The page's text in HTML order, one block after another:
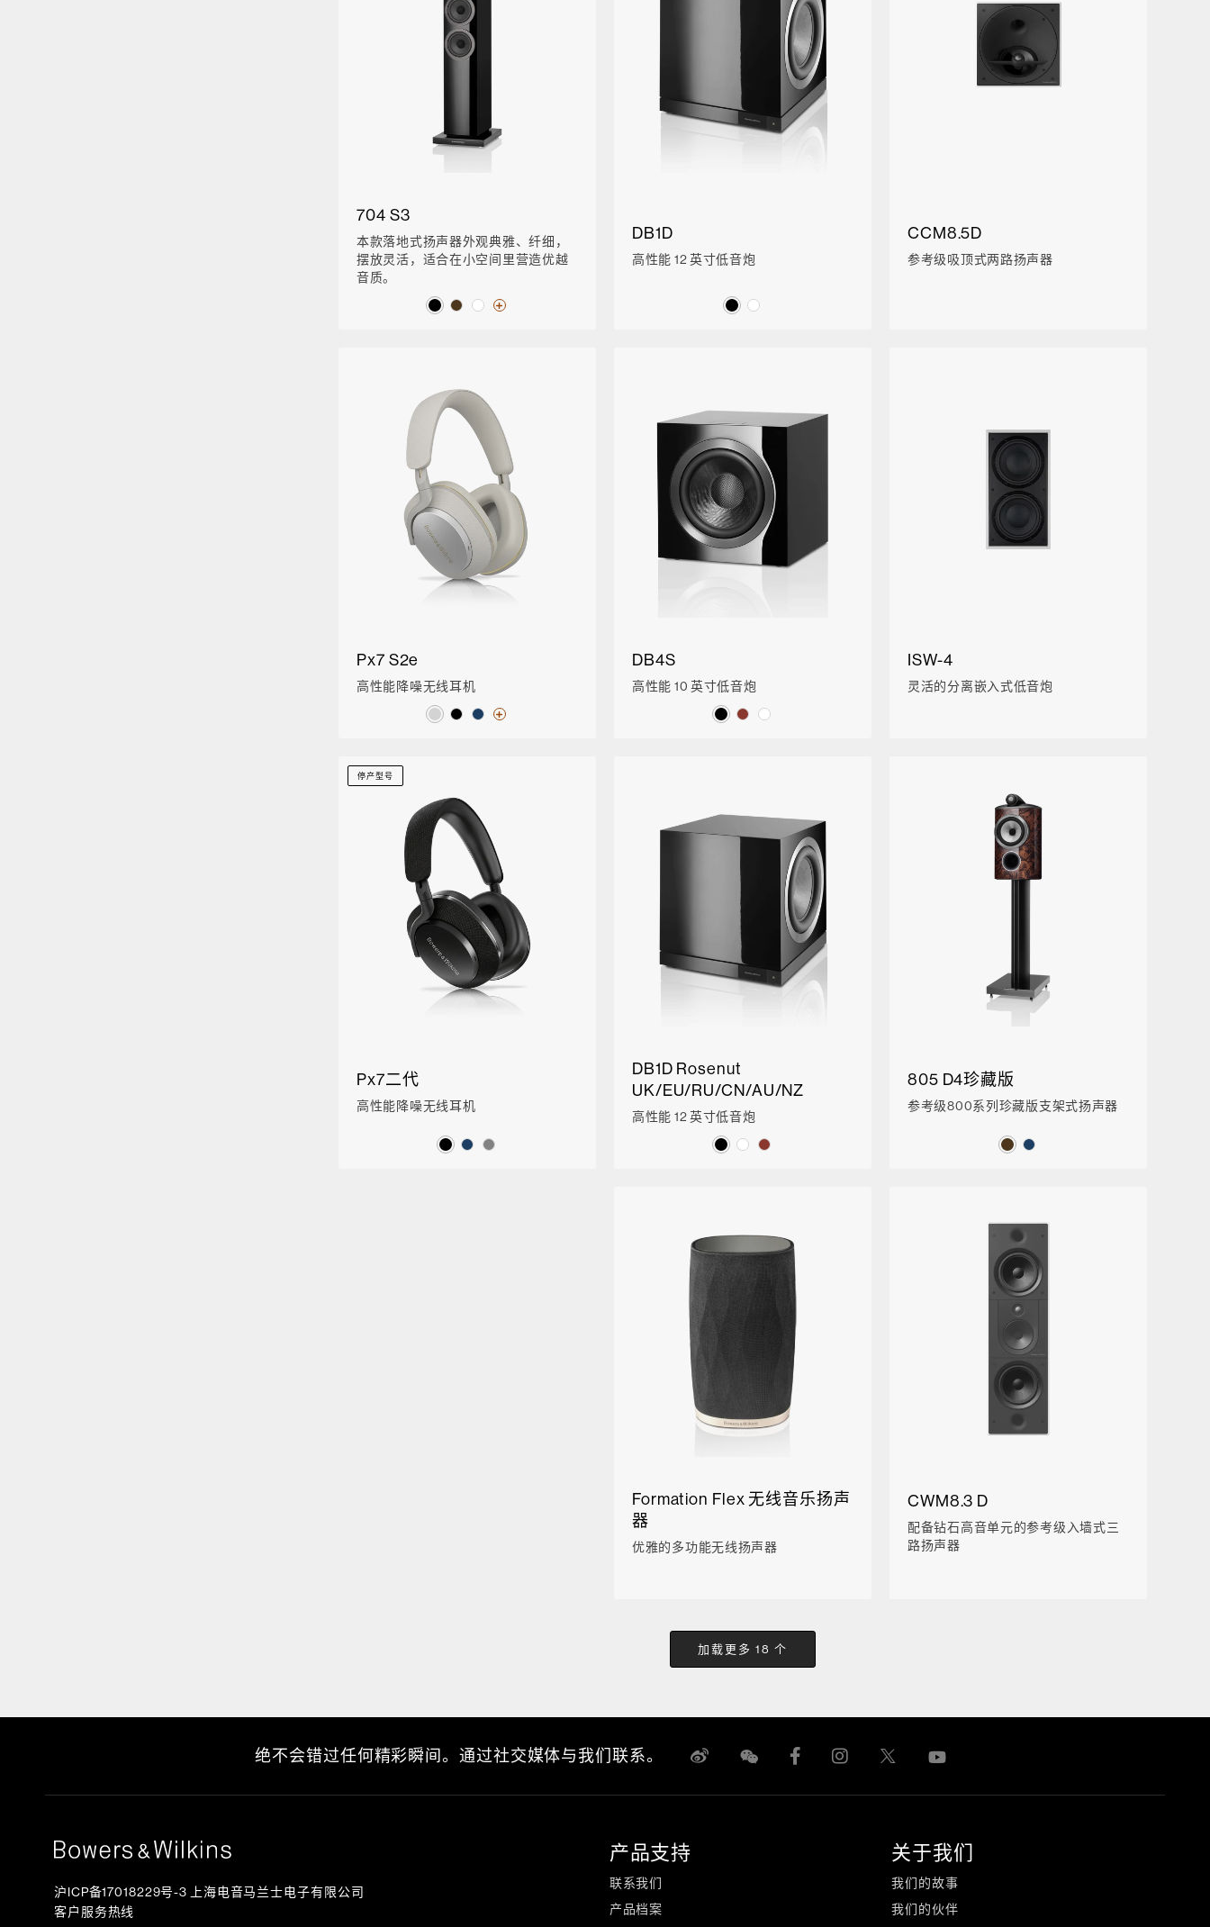
704 S3
本款落地式扬声器外观典雅、纤细，
摆放灵活，适合在小空间里营造优越
音质。
DB1D
高性能 12 英寸低音炮
CCM8.5D
参考级吸顶式两路扬声器
Px7 S2e
高性能降噪无线耳机
DB4S
高性能 10 英寸低音炮
ISW-4
灵活的分离嵌入式低音炮
停产型号
Px7二代
高性能降噪无线耳机
DB1D Rosenut
UK/EU/RU/CN/AU/NZ
高性能 12 英寸低音炮
805 D4珍藏版
参考级800系列珍藏版支架式扬声器
Formation Flex 无线音乐扬声
器
优雅的多功能无线扬声器
CWM8.3 D
配备钻石高音单元的参考级入墙式三
路扬声器
加载更多 18 个
绝不会错过任何精彩瞬间。通过社交媒体与我们联系。
沪ICP备17018229号-3 上海电音马兰士电子有限公司
客户服务热线
产品支持
联系我们
产品档案
关于我们
我们的故事
我们的伙伴